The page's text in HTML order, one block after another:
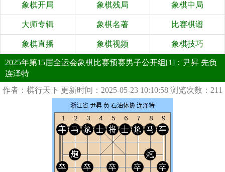
象棋开局 象棋残局 象棋中局
大师专辑 象棋名著 比赛棋谱
象棋直播 象棋视频 象棋技巧
2025年第15届全运会象棋比赛预赛男子公开组[1]：尹昇 先负
连泽特
作者：棋行天下 更新时间：2025-05-23 10:10:58 浏览次数：211